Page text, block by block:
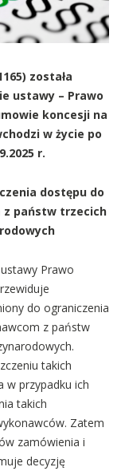
została
ustawy – Prawo
koncesji na
w życie po
r.
dostępu do
z państw trzecich
Prawo
do ograniczenia
z państw
takich
w przypadku ich
takich
Zatem
zamówienia i
decyzję